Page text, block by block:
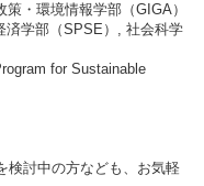
・環境情報学部（GIGA）
済学部（SPSE）, 社会科学
for Sustainable
検討中の方なども、お気軽